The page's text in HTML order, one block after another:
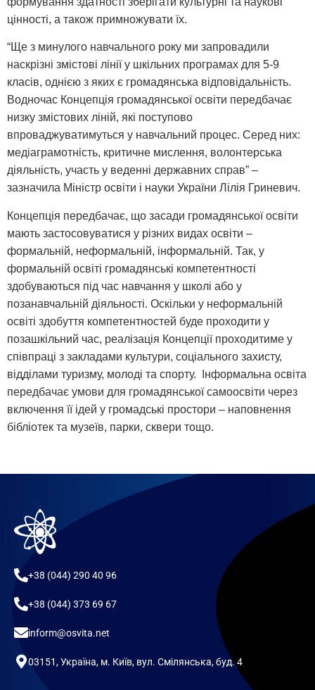
цінності, а також примножувати їх.
“Ще з минулого навчального року ми запровадили
наскрізні змістові лінії у шкільних програмах для 5-9
класів, однією з яких є громадянська відповідальність.
Водночас Концепція громадянської освіти передбачає
низку змістових ліній, які поступово
впроваджуватимуться у навчальний процес. Серед них:
медіаграмотність, критичне мислення, волонтерська
діяльність, участь у веденні державних справ” –
зазначила Міністр освіти і науки України Лілія Гриневич.
Концепція передбачає, що засади громадянської освіти
мають застосовуватися у різних видах освіти –
формальній, неформальній, інформальній. Так, у
формальній освіті громадянські компетентності
здобуваються під час навчання у школі або у
позанавчальній діяльності. Оскільки у неформальній
освіті здобуття компетентностей буде проходити у
позашкільний час, реалізація Концепції проходитиме у
співпраці з закладами культури, соціального захисту,
відділами туризму, молоді та спорту. Інформальна освіта
передбачає умови для громадянської самоосвіти через
включення її ідей у громадські простори – наповнення
бібліотек та музеїв, парки, сквери тощо.
+38 (044) 290 40 96
+38 (044) 373 69 67
inform@osvita.net
03151, Україна, м. Київ, вул. Смілянська, буд. 4